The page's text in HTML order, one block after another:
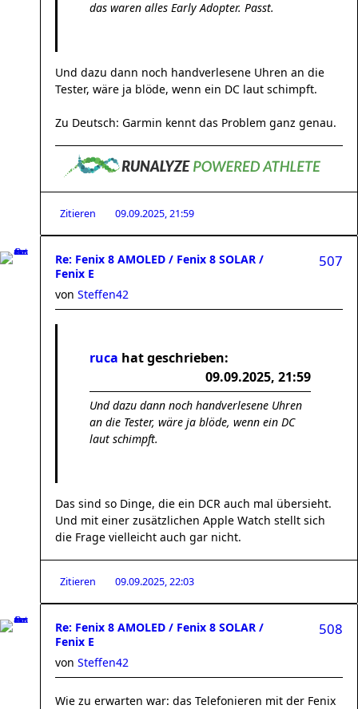
das waren alles Early Adopter. Passt.
Und dazu dann noch handverlesene Uhren an die
Tester, wäre ja blöde, wenn ein DC laut schimpft.
Zu Deutsch: Garmin kennt das Problem ganz genau.
Zitieren 09.09.2025, 21:59
Re: Fenix 8 AMOLED / Fenix 8 SOLAR /
Fenix E
507
von Steffen42
ruca hat geschrieben:
09.09.2025, 21:59
Und dazu dann noch handverlesene Uhren
an die Tester, wäre ja blöde, wenn ein DC
laut schimpft.
Das sind so Dinge, die ein DCR auch mal übersieht.
Und mit einer zusätzlichen Apple Watch stellt sich
die Frage vielleicht auch gar nicht.
Zitieren 09.09.2025, 22:03
Re: Fenix 8 AMOLED / Fenix 8 SOLAR /
Fenix E
508
von Steffen42
Wie zu erwarten war: das Telefonieren mit der Fenix